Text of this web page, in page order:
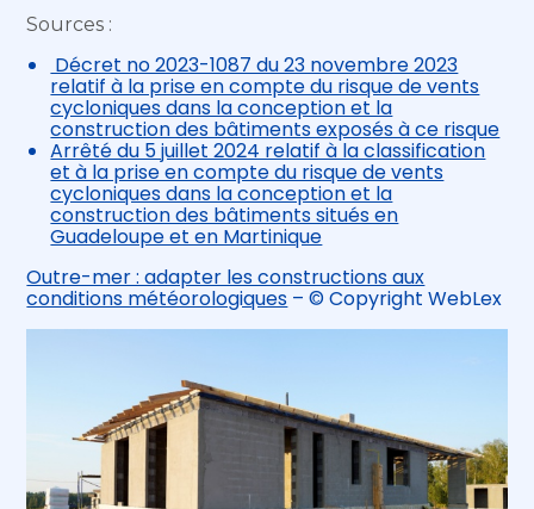
Sources :
Décret no 2023-1087 du 23 novembre 2023
relatif à la prise en compte du risque de vents
cycloniques dans la conception et la
construction des bâtiments exposés à ce risque
Arrêté du 5 juillet 2024 relatif à la classification
et à la prise en compte du risque de vents
cycloniques dans la conception et la
construction des bâtiments situés en
Guadeloupe et en Martinique
Outre-mer : adapter les constructions aux
conditions météorologiques – © Copyright WebLex